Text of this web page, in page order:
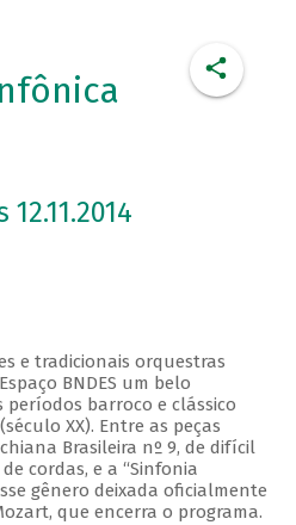
e tradicionais orquestras
BNDES um belo
períodos barroco e clássico
XX). Entre as peças
Brasileira nº 9, de difícil
cordas, e a “Sinfonia
gênero deixada oficialmente
que encerra o programa.